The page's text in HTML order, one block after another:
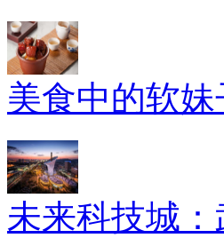
美食中的软
未来科技城